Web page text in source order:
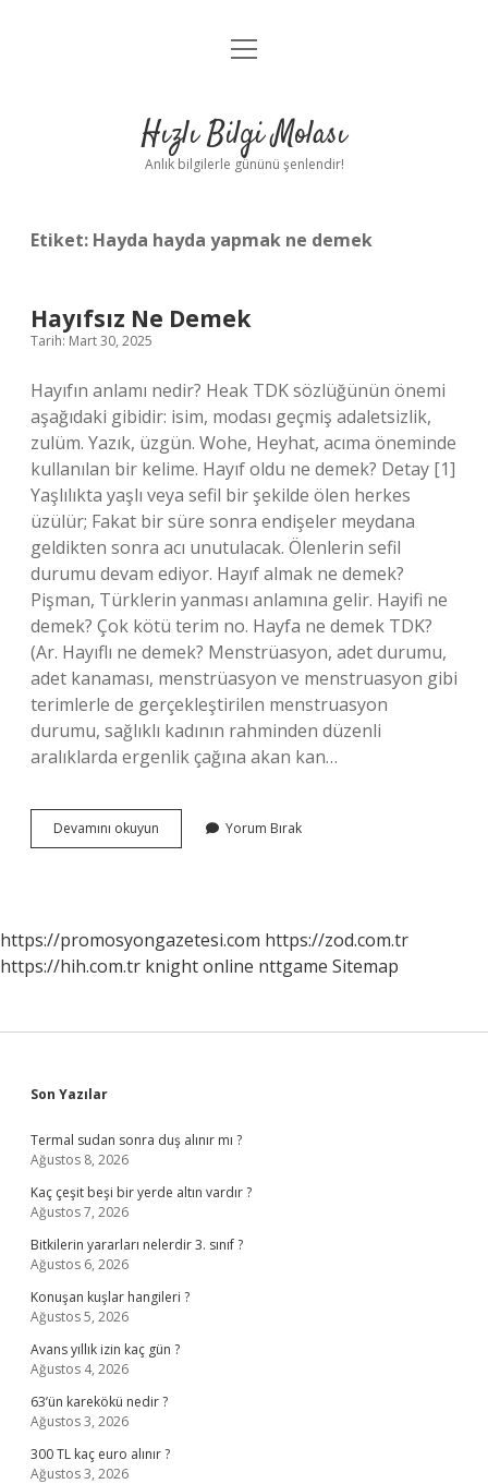
Anasayfa
Yasal Uyarı
menüyü
Hızlı Bilgi Molası
Anlık bilgilerle gününü şenlendir!
Etiket: Hayda hayda yapmak ne demek
Hayıfsız Ne Demek
Tarih: Mart 30, 2025
Hayıfın anlamı nedir? Heak TDK sözlüğünün önemi
aşağıdaki gibidir: isim, modası geçmiş adaletsizlik,
zulüm. Yazık, üzgün. Wohe, Heyhat, acıma öneminde
kullanılan bir kelime. Hayıf oldu ne demek? Detay [1]
Yaşlılıkta yaşlı veya sefil bir şekilde ölen herkes
üzülür; Fakat bir süre sonra endişeler meydana
geldikten sonra acı unutulacak. Ölenlerin sefil
durumu devam ediyor. Hayıf almak ne demek?
Pişman, Türklerin yanması anlamına gelir. Hayifi ne
demek? Çok kötü terim no. Hayfa ne demek TDK?
(Ar. Hayıflı ne demek? Menstrüasyon, adet durumu,
adet kanaması, menstrüasyon ve menstruasyon gibi
terimlerle de gerçekleştirilen menstruasyon
durumu, sağlıklı kadının rahminden düzenli
aralıklarda ergenlik çağına akan kan…
Devamını okuyun
Ne
Yorum Bırak
https://promosyongazetesi.com https://zod.com.tr
https://hih.com.tr knight online nttgame Sitemap
Sidebar
Son Yazılar
Termal sudan sonra duş alınır mı ?
Ağustos 8, 2026
Kaç çeşit beşi bir yerde altın vardır ?
Ağustos 7, 2026
Bitkilerin yararları nelerdir 3. sınıf ?
Ağustos 6, 2026
Konuşan kuşlar hangileri ?
Ağustos 5, 2026
Avans yıllık izin kaç gün ?
Ağustos 4, 2026
63’ün karekökü nedir ?
Ağustos 3, 2026
300 TL kaç euro alınır ?
Ağustos 3, 2026